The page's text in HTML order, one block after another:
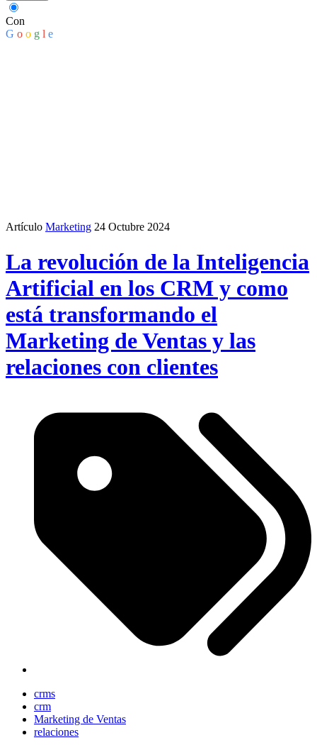
Con
G o o g l e
Artículo Marketing 24 Octubre 2024
La revolución de la Inteligencia
Artificial en los CRM y como
está transformando el
Marketing de Ventas y las
relaciones con clientes
crms
crm
Marketing de Ventas
relaciones